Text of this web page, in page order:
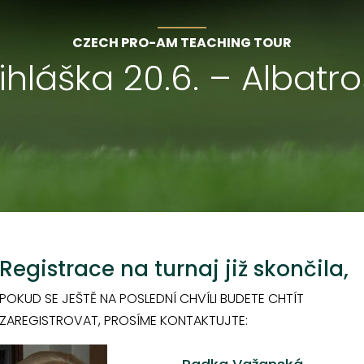
CZECH PRO-AM TEACHING TOUR
20.6. –
Registrace na turnaj již skončila,
POKUD SE JEŠTĚ NA POSLEDNÍ CHVÍLI BUDETE CHTÍT
ZAREGISTROVAT, PROSÍME KONTAKTUJTE: